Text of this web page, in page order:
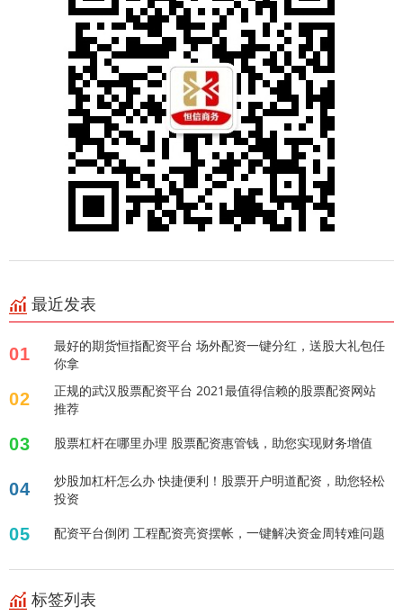
最近发表
01
最好的期货恒指配资平台 场外配资一键分红，送股大礼包任
你拿
02
正规的武汉股票配资平台 2021最值得信赖的股票配资网站
推荐
03 股票杠杆在哪里办理 股票配资惠管钱，助您实现财务增值
04
炒股加杠杆怎么办 快捷便利！股票开户明道配资，助您轻松
投资
05 配资平台倒闭 工程配资亮资摆帐，一键解决资金周转难问题
标签列表